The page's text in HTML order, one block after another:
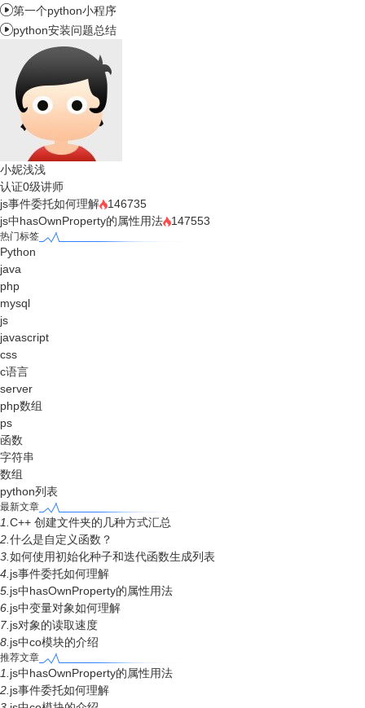
第一个python小程序
python安装问题总结
小妮浅浅
认证0级讲师
js事件委托如何理解
146735
js中hasOwnProperty的属性用法
147553
热门标签
Python
java
php
mysql
js
javascript
css
c语言
server
php数组
ps
函数
字符串
数组
python列表
最新文章
1.C++ 创建文件夹的几种方式汇总
2.什么是自定义函数？
3.如何使用初始化种子和迭代函数生成列表
4.js事件委托如何理解
5.js中hasOwnProperty的属性用法
6.js中变量对象如何理解
7.js对象的读取速度
8.js中co模块的介绍
推荐文章
1.js中hasOwnProperty的属性用法
2.js事件委托如何理解